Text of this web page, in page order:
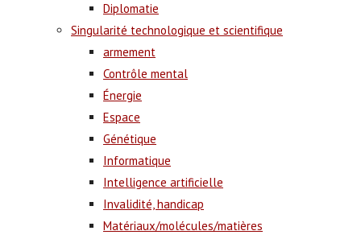
Diplomatie
Singularité technologique et scientifique
armement
Contrôle mental
Énergie
Espace
Génétique
Informatique
Intelligence artificielle
Invalidité, handicap
Matériaux/molécules/matières